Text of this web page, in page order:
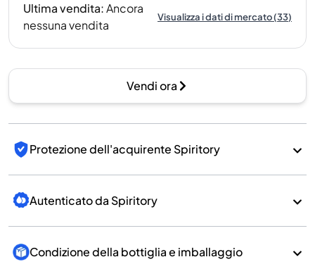
Ultima vendita:Ancora
nessuna vendita
Visualizza i dati di mercato(33)
Vendi ora
Protezione dell'acquirente Spiritory
Autenticato da Spiritory
Condizione della bottiglia e imballaggio